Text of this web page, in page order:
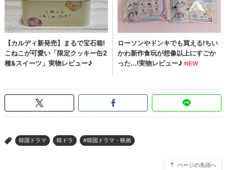
> 韓国ドラマ 韓ドラ #韓国ドラマ・映画
ページの先頭へ